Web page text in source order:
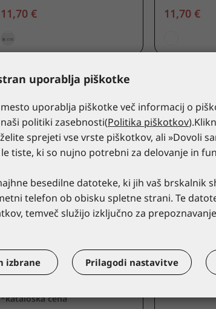
11,70 € 11,70 €
za odrasle, bela,
UNIVERSAL SIZE
*kataloška cena
otroška
uporablja piškotke
uporablja piškotke več informacij o
politiki zasebnosti(Politika piškotkov
sprejeti vse vrste piškotkov, ali »Dovoli
tiste, ki so nujno potrebni za delovanje in
besedilne datoteke, ki jih vaš brskalnik
telefon ob obisku spletne strani. Te
temveč služijo izključno za
izbrane Prilagodi nastavitve